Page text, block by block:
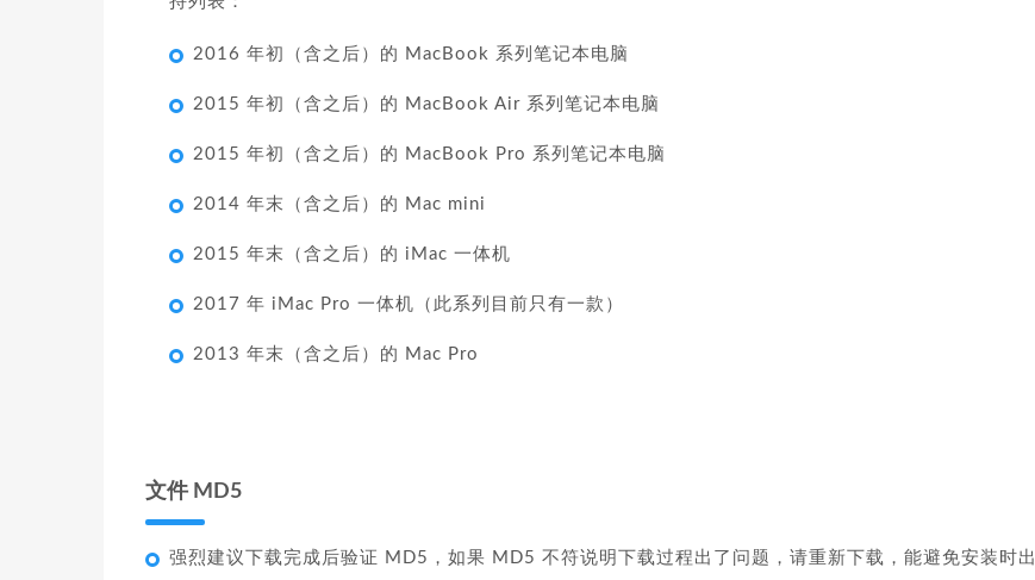
2016 年初（含之后）的 MacBook 系列笔记本电脑
2015 年初（含之后）的 MacBook Air 系列笔记本电脑
2015 年初（含之后）的 MacBook Pro 系列笔记本电脑
2014 年末（含之后）的 Mac mini
2015 年末（含之后）的 iMac 一体机
2017 年 iMac Pro 一体机（此系列目前只有一款）
2013 年末（含之后）的 Mac Pro
文件 MD5
强烈建议下载完成后验证 MD5，如果 MD5 不符说明下载过程出了问题，请重新下载，能避免安装时出